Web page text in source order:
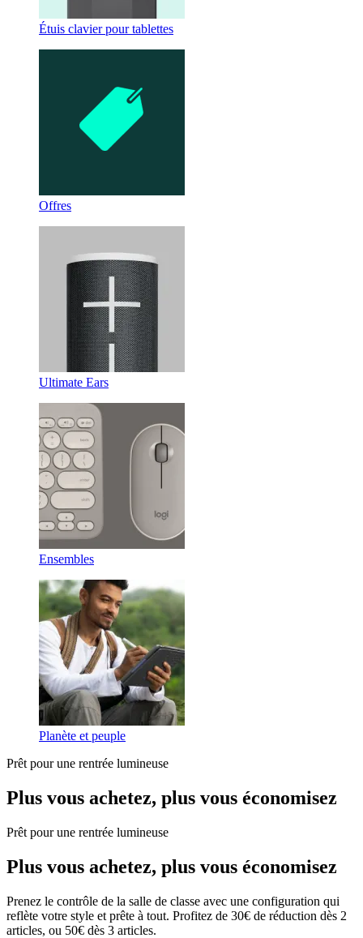
Étuis clavier pour tablettes
Offres
Ultimate Ears
Ensembles
Planète et peuple
Prêt pour une rentrée lumineuse
Plus vous achetez, plus vous économisez
Prêt pour une rentrée lumineuse
Plus vous achetez, plus vous économisez
Prenez le contrôle de la salle de classe avec une configuration qui
reflète votre style et prête à tout. Profitez de 30€ de réduction dès 2
articles, ou 50€ dès 3 articles.